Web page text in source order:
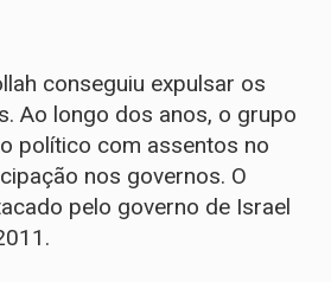
conseguiu expulsar os
Ao longo dos anos, o grupo
político com assentos no
nos governos. O
pelo governo de Israel